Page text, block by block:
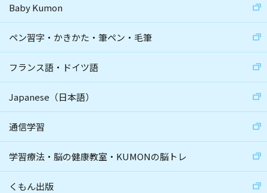
Baby Kumon
ペン習字・かきかた・筆ペン・毛筆
フランス語・ドイツ語
Japanese（日本語）
通信学習
学習療法・脳の健康教室・KUMONの脳トレ
くもん出版